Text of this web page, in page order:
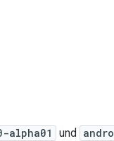
alpha01 und